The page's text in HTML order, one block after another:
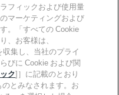
フィックおよび使用量
マーケティングおよび
。「すべての Cookie
、お客様は、
集し、当社のプライ
びに Cookie および関
ク]］に記載のとおり
とみなされます。お